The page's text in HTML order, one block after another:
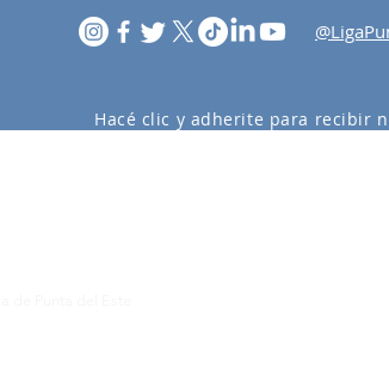
Hacé clic y adherite para recibir